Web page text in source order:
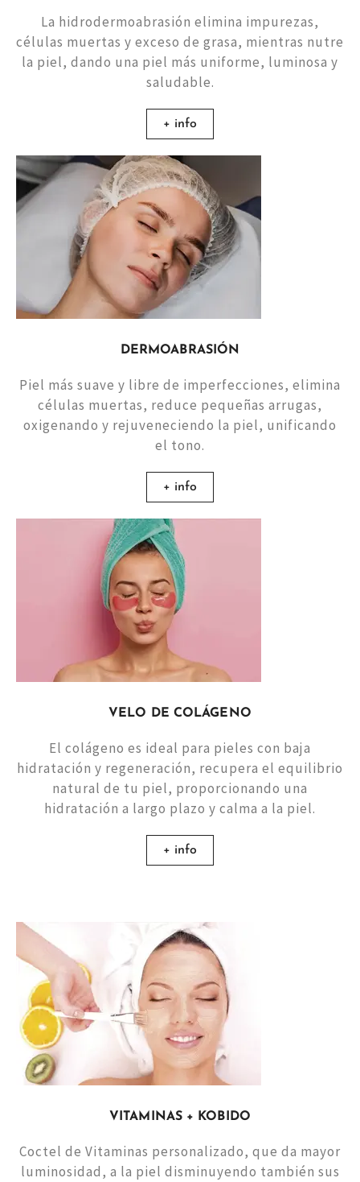
La hidrodermoabrasión elimina impurezas,
células muertas y exceso de grasa, mientras nutre
la piel, dando una piel más uniforme, luminosa y
saludable.
+ info
DERMOABRASIÓN
Piel más suave y libre de imperfecciones, elimina
células muertas, reduce pequeñas arrugas,
oxigenando y rejuveneciendo la piel, unificando
el tono.
+ info
VELO DE COLÁGENO
El colágeno es ideal para pieles con baja
hidratación y regeneración, recupera el equilibrio
natural de tu piel, proporcionando una
hidratación a largo plazo y calma a la piel.
+ info
VITAMINAS + KOBIDO
Coctel de Vitaminas personalizado, que da mayor
luminosidad, a la piel disminuyendo también sus